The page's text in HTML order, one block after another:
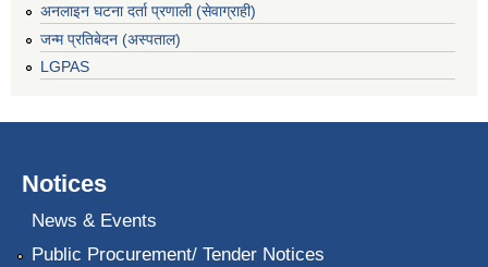
अनलाइन घटना दर्ता प्रणाली (सेवाग्राही)
जन्म प्रतिबेदन (अस्पताल)
LGPAS
Notices
News & Events
Public Procurement/ Tender Notices